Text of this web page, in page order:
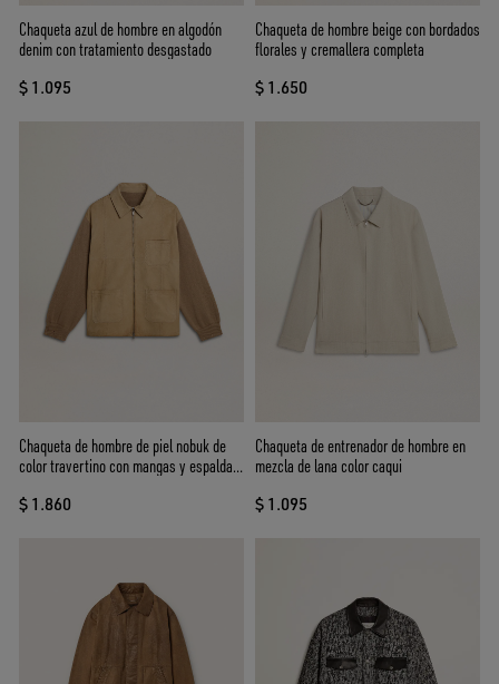
Chaqueta azul de hombre en algodón
denim con tratamiento desgastado
$ 1.095
Chaqueta de hombre beige con bordados
florales y cremallera completa
$ 1.650
Chaqueta de hombre de piel nobuk de
color travertino con mangas y espalda
$ 1.860
Chaqueta de entrenador de hombre en
mezcla de lana color caqui
$ 1.095